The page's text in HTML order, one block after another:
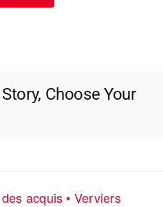
Choose Your
acquis • Verviers